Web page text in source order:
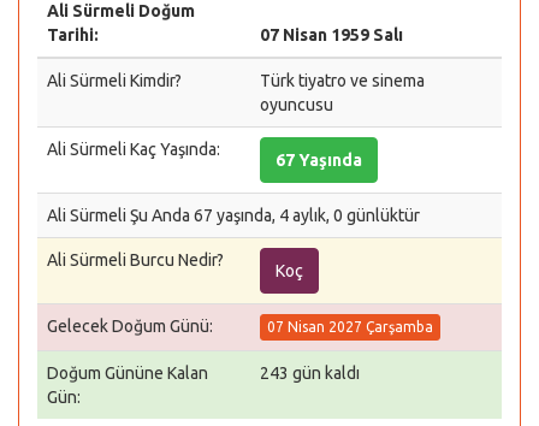
Ali Sürmeli Doğum
Tarihi:
07 Nisan 1959 Salı
Ali Sürmeli Kimdir?
Türk tiyatro ve sinema
oyuncusu
Ali Sürmeli Kaç Yaşında:
67 Yaşında
Ali Sürmeli Şu Anda 67 yaşında, 4 aylık, 0 günlüktür
Ali Sürmeli Burcu Nedir?
Koç
Gelecek Doğum Günü: 07 Nisan 2027 Çarşamba
Doğum Gününe Kalan
Gün:
243 gün kaldı